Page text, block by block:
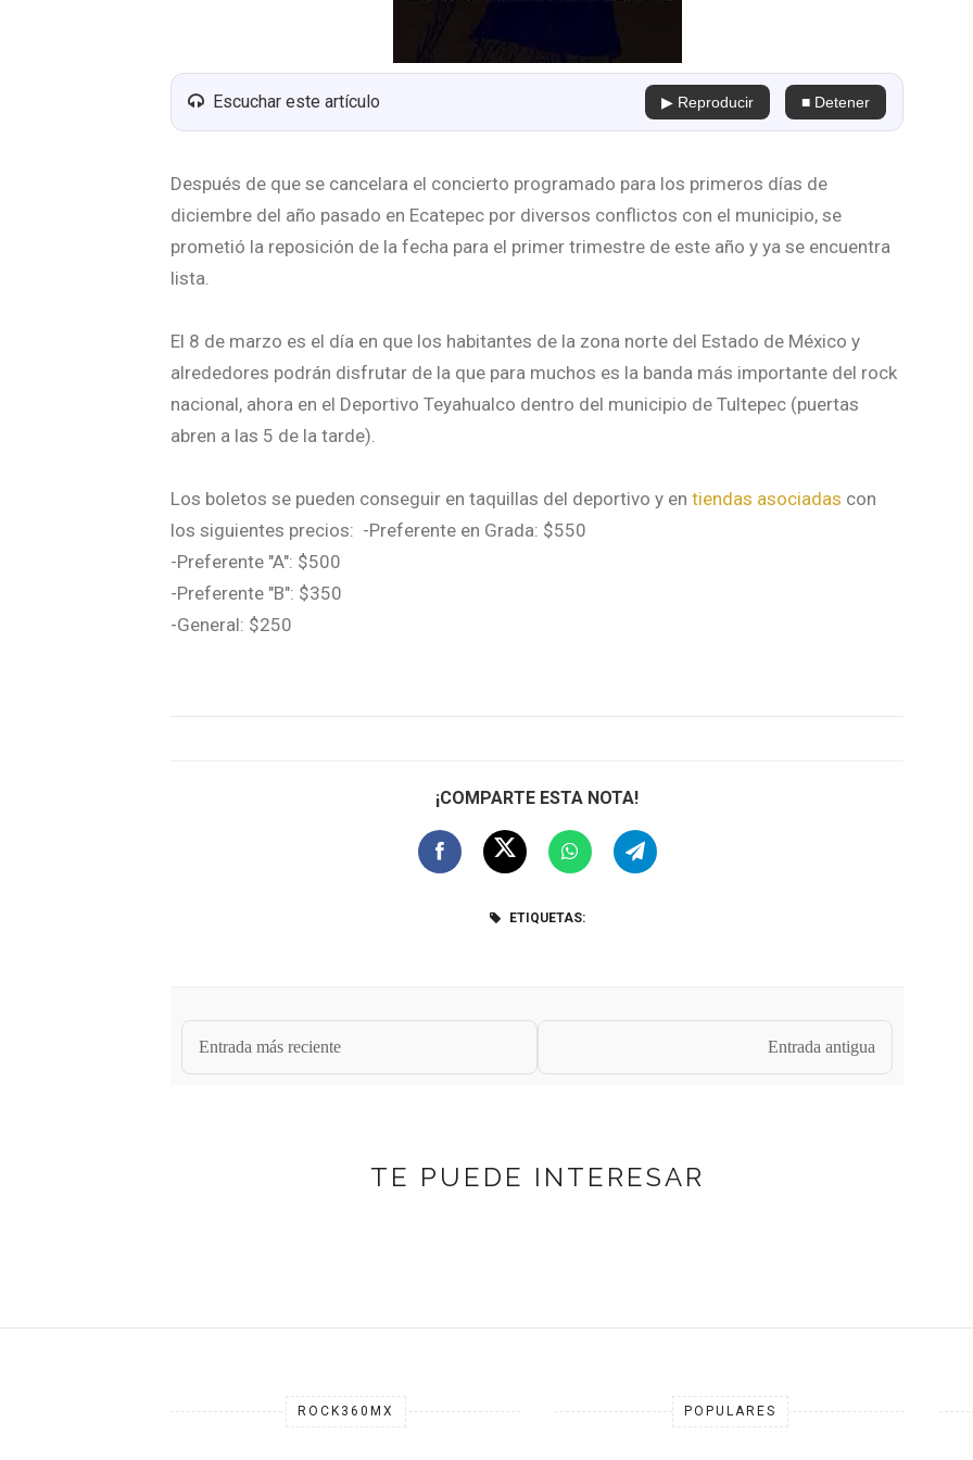
Escuchar este artículo ▶ Reproducir ■ Detener
Después de que se cancelara el concierto programado para los primeros días de
diciembre del año pasado en Ecatepec por diversos conflictos con el municipio, se
prometió la reposición de la fecha para el primer trimestre de este año y ya se encuentra
lista.
El 8 de marzo es el día en que los habitantes de la zona norte del Estado de México y
alrededores podrán disfrutar de la que para muchos es la banda más importante del rock
nacional, ahora en el Deportivo Teyahualco dentro del municipio de Tultepec (puertas
abren a las 5 de la tarde).
Los boletos se pueden conseguir en taquillas del deportivo y en tiendas asociadas con
los siguientes precios: -Preferente en Grada: $550
-Preferente "A": $500
-Preferente "B": $350
-General: $250
¡COMPARTE ESTA NOTA!
ETIQUETAS:
Entrada más reciente Entrada antigua
TE PUEDE INTERESAR
ROCK360MX POPULARES